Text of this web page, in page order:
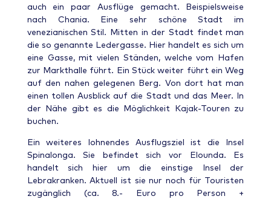
auch ein paar Ausflüge gemacht. Beispielsweise
nach Chania. Eine sehr schöne Stadt im
venezianischen Stil. Mitten in der Stadt findet man
die so genannte Ledergasse. Hier handelt es sich um
eine Gasse, mit vielen Ständen, welche vom Hafen
zur Markthalle führt. Ein Stück weiter führt ein Weg
auf den nahen gelegenen Berg. Von dort hat man
einen tollen Ausblick auf die Stadt und das Meer. In
der Nähe gibt es die Möglichkeit Kajak-Touren zu
buchen.
Ein weiteres lohnendes Ausflugsziel ist die Insel
Spinalonga. Sie befindet sich vor Elounda. Es
handelt sich hier um die einstige Insel der
Lebrakranken. Aktuell ist sie nur noch für Touristen
zugänglich (ca. 8.- Euro pro Person +